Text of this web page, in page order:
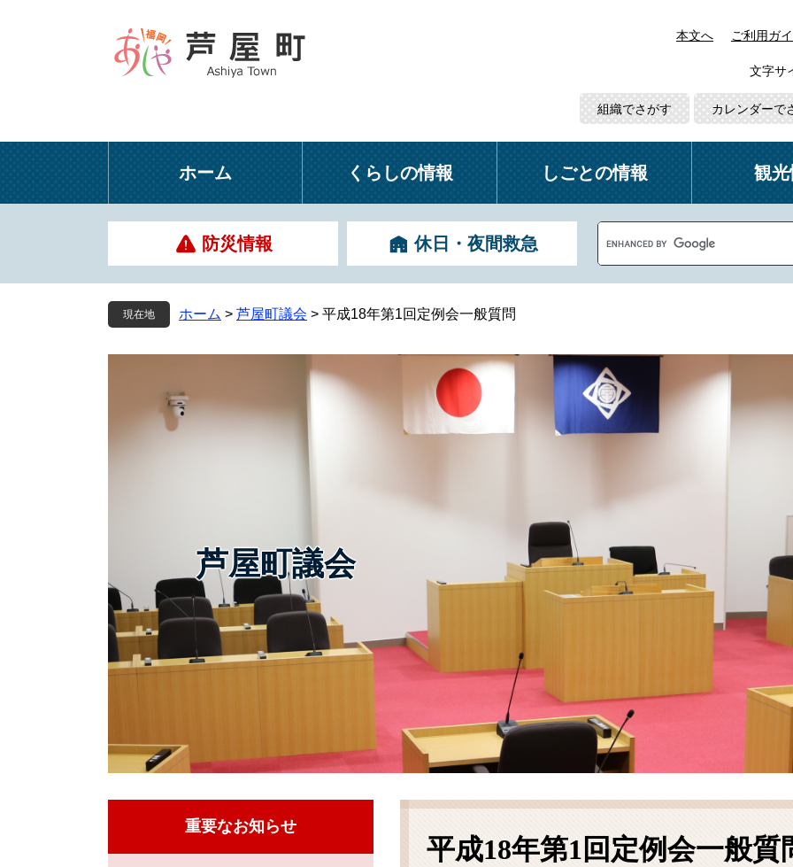
本
本文へ ご利用ガ
文字サ
組織でさがす カレンダーで
ホーム くらしの情報 しごとの情報 観
防災情報 休日・夜間救急
o
g
タ
ム
検
索
現在地 ホーム > 芦屋町議会 > 平成18年第1回定例会一般質問
芦屋町議会
本
平成18年第1回定例会一般質
重要なお知らせ